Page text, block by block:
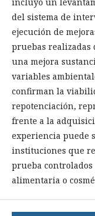
del sistema de
ejecución de
pruebas realizadas
una mejora
variables
confirman la
repotenciación,
frente a la
experiencia puede
instituciones que
prueba
alimentaria o